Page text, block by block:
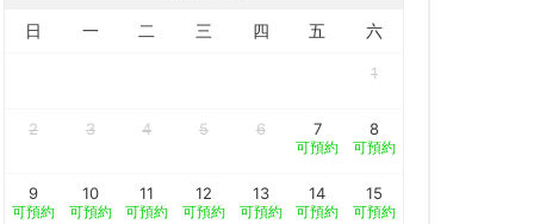
日 一 二 三 四 五 六
1
2 3 4 5 6 7
可預約
8
可預約
9
可預約
10
可預約
11
可預約
12
可預約
13
可預約
14
可預約
15
可預約